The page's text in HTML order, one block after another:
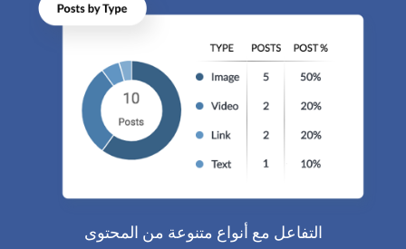
التفاعل مع أنواع متنوعة من المحتوى